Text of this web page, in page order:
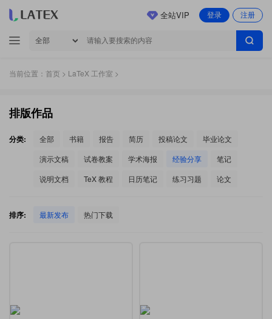
登录 注册
全站VIP
当前位置： 首页 > LaTeX 工作室 >
排版作品
分类: 全部 书籍 报告 简历 投稿论文
毕业论文
演示文稿
试卷教案 学术海报 经验分享
笔记
说明文档
TeX 教程 日历笔记 练习习题 论文
排序: 最新发布 热门下载